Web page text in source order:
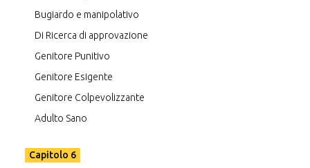
Bugiardo e manipolativo
Di Ricerca di approvazione
Genitore Punitivo
Genitore Esigente
Genitore Colpevolizzante
Adulto Sano
Capitolo 6